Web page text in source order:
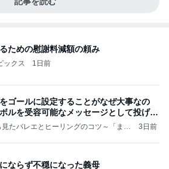
ための慰謝料減額の頼み
ックス 1日前
ゴールに設定することがなぜ大事なの
ルを受容可能なメッセージとして投げる
たバレエとヒーリングのコツ～「まと
3日前
ならず不穏になった義母